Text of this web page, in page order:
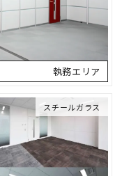
執務エリア
スチールガラス